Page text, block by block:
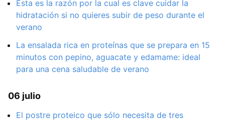
Esta es la razón por la cual es clave cuidar la
hidratación si no quieres subir de peso durante el
verano
La ensalada rica en proteínas que se prepara en 15
minutos con pepino, aguacate y edamame: ideal
para una cena saludable de verano
06 julio
El postre proteico que sólo necesita de tres